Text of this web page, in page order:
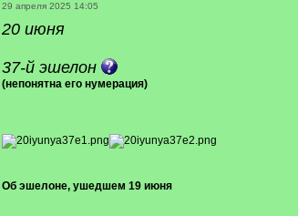
29 апреля 2025 14:05
20 июня
37-й эшелон
(непонятна его нумерация)
Об эшелоне, ушедшем 19 июня